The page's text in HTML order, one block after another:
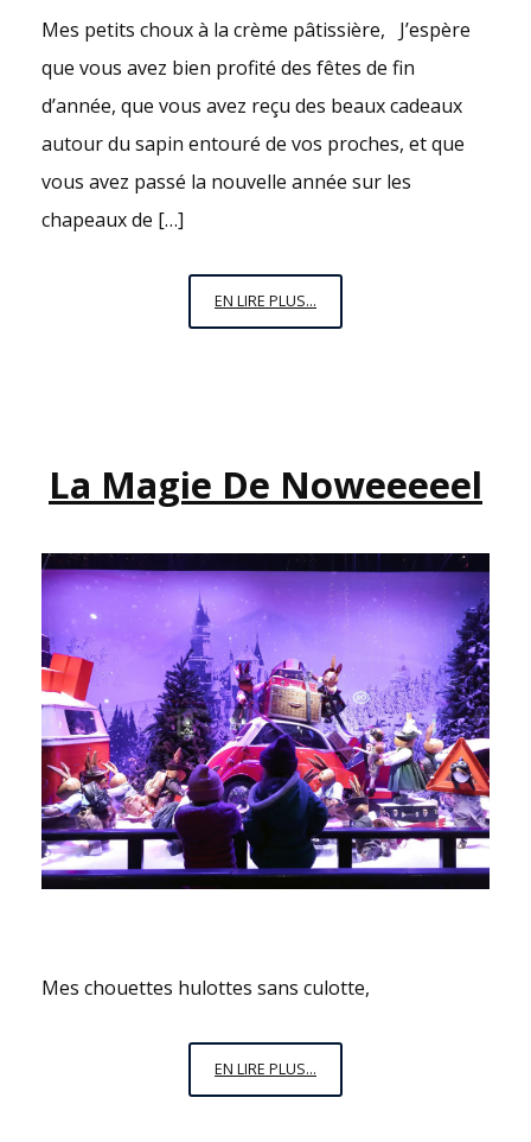
Mes petits choux à la crème pâtissière, J’espère
que vous avez bien profité des fêtes de fin
d’année, que vous avez reçu des beaux cadeaux
autour du sapin entouré de vos proches, et que
vous avez passé la nouvelle année sur les
chapeaux de […]
EN LIRE PLUS...
ET
La Magie De Noweeeeel
Mes chouettes hulottes sans culotte,
EN LIRE PLUS...
MAGIE